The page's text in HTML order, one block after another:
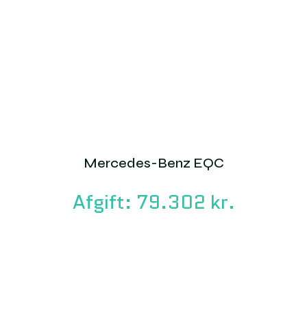
Mercedes-Benz EQC
Afgift: 79.302 kr.